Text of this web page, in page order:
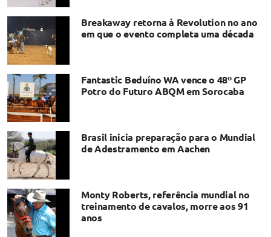
Breakaway retorna à Revolution no ano
em que o evento completa uma década
Fantastic Beduíno WA vence o 48º GP
Potro do Futuro ABQM em Sorocaba
Brasil inicia preparação para o Mundial
de Adestramento em Aachen
Monty Roberts, referência mundial no
treinamento de cavalos, morre aos 91
anos